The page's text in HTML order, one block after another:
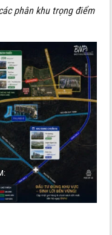
phân khu trọng điểm